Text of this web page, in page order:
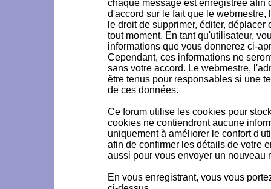
chaque message est enregistrée afin
d'accord sur le fait que le
le droit de supprimer, éditer,
tout moment. En tant qu'utilisateur,
informations que vous donnerez ci-
Cependant, ces informations ne
sans votre accord. Le webmestre,
être tenus pour responsables si une
de ces données.
Ce forum utilise les cookies pour
cookies ne contiendront aucune
uniquement à améliorer le confort
afin de confirmer les détails de votre
aussi pour vous envoyer un nouveau
En vous enregistrant, vous vous